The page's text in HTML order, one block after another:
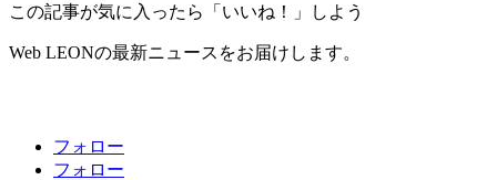
この記事が気に入ったら「いいね！」しよう
Web LEONの最新ニュースをお届けします。
フォロー
フォロー